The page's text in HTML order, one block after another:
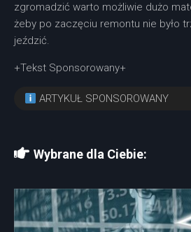
zgromadzić warto możliwie dużo
żeby po zaczęciu remontu nie było
jeździć.
+Tekst Sponsorowany+
ARTYKUŁ SPONSOROWANY
Wybrane dla Ciebie: